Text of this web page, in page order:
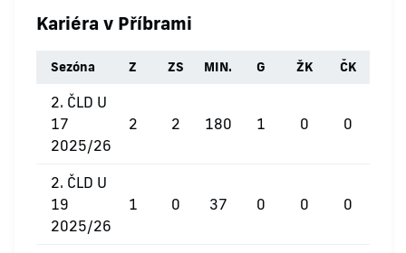
Kariéra v Příbrami
Sezóna Z ZS MIN. G ŽK ČK
2. ČLD U
17
2025/26
2 2 180 1 0 0
2. ČLD U
19
2025/26
1 0 37 0 0 0